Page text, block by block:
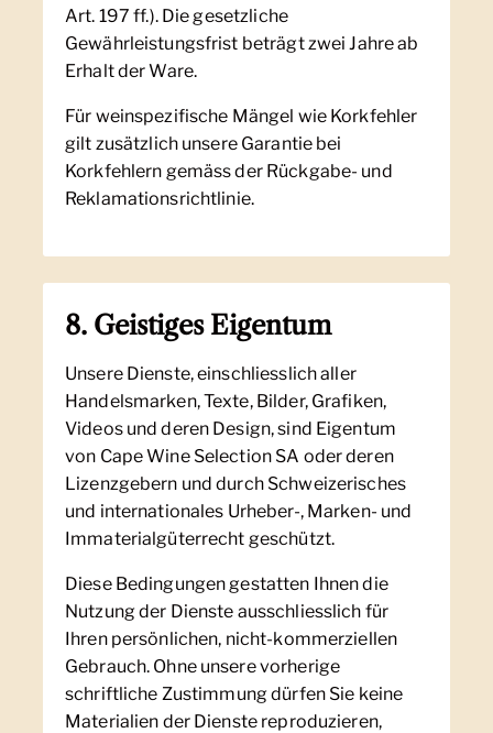
Art. 197 ff.). Die gesetzliche
Gewährleistungsfrist beträgt zwei Jahre ab
Erhalt der Ware.
Für weinspezifische Mängel wie Korkfehler
gilt zusätzlich unsere Garantie bei
Korkfehlern gemäss der Rückgabe- und
Reklamationsrichtlinie.
8. Geistiges Eigentum
Unsere Dienste, einschliesslich aller
Handelsmarken, Texte, Bilder, Grafiken,
Videos und deren Design, sind Eigentum
von Cape Wine Selection SA oder deren
Lizenzgebern und durch Schweizerisches
und internationales Urheber-, Marken- und
Immaterialgüterrecht geschützt.
Diese Bedingungen gestatten Ihnen die
Nutzung der Dienste ausschliesslich für
Ihren persönlichen, nicht-kommerziellen
Gebrauch. Ohne unsere vorherige
schriftliche Zustimmung dürfen Sie keine
Materialien der Dienste reproduzieren,